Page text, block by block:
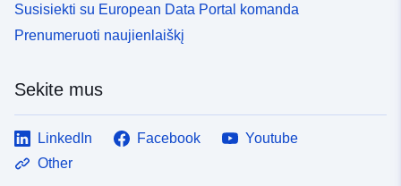
Susisiekti su European Data Portal komanda
Prenumeruoti naujienlaiškį
Sekite mus
LinkedIn Facebook
Youtube
Other